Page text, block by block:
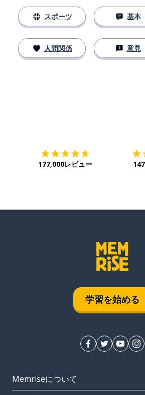
スポーツ
人間関係
基本
意見
177,000レビュー
学習を始める
Memriseについて